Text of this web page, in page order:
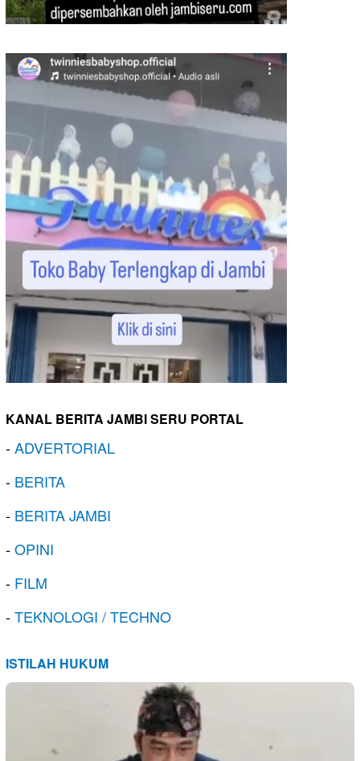
KANAL BERITA JAMBI SERU PORTAL
-ADVERTORIAL
- BERITA
- BERITA JAMBI
-OPINI
- FILM
-TEKNOLOGI / TECHNO
ISTILAH HUKUM